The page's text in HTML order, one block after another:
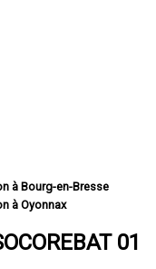
à Bourg-en-Bresse
à Oyonnax
à Bellegarde-sur-Valserine
01